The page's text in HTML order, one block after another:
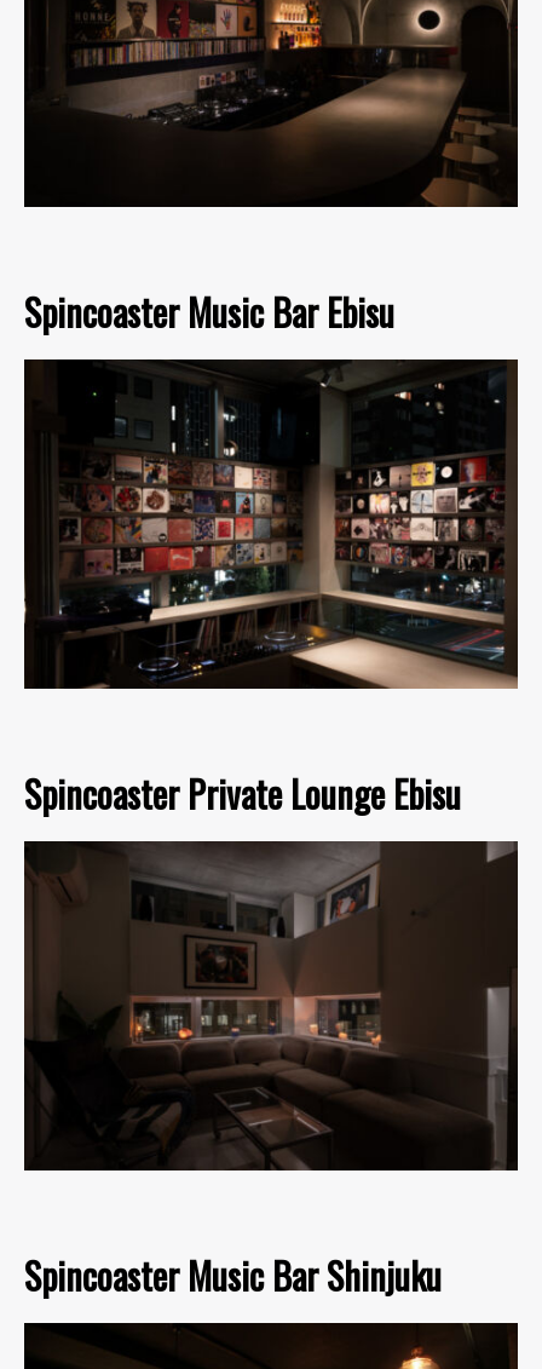
Spincoaster Music Bar Ebisu
Spincoaster Private Lounge Ebisu
Spincoaster Music Bar Shinjuku